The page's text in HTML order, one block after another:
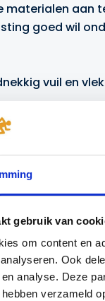
gebruik van
om content en
Ook
analyse. Deze
verzameld
materialen
goed wil
vuil en
of synthetisch
de grip van
aan te brengen
agressieve